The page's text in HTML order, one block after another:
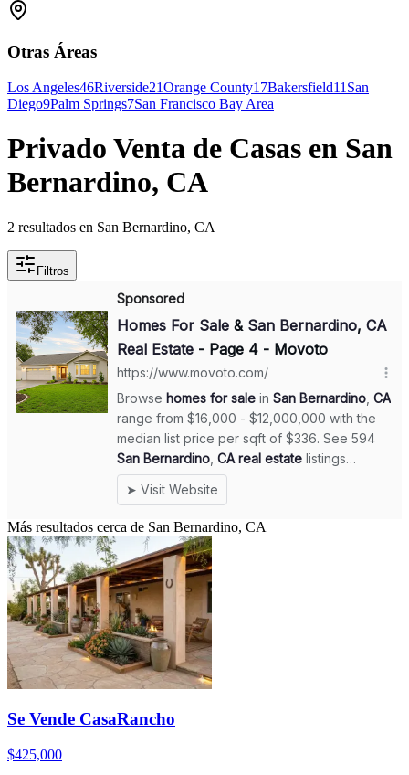
Otras Áreas
Los Angeles46Riverside21Orange County17Bakersfield11 San
Diego9Palm Springs7San Francisco Bay Area
Privado Venta de Casas en San
Bernardino, CA
2 resultados en San Bernardino, CA
Filtros
Más resultados cerca de San Bernardino, CA
Se Vende CasaRancho
$425,000